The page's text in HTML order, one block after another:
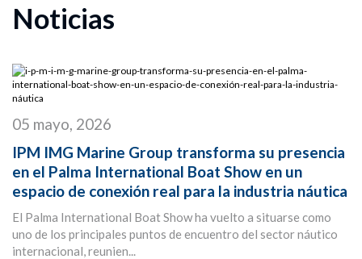
Noticias
05 mayo, 2026
IPM IMG Marine Group transforma su presencia
en el Palma International Boat Show en un
espacio de conexión real para la industria náutica
El Palma International Boat Show ha vuelto a situarse como
uno de los principales puntos de encuentro del sector náutico
internacional, reunien...